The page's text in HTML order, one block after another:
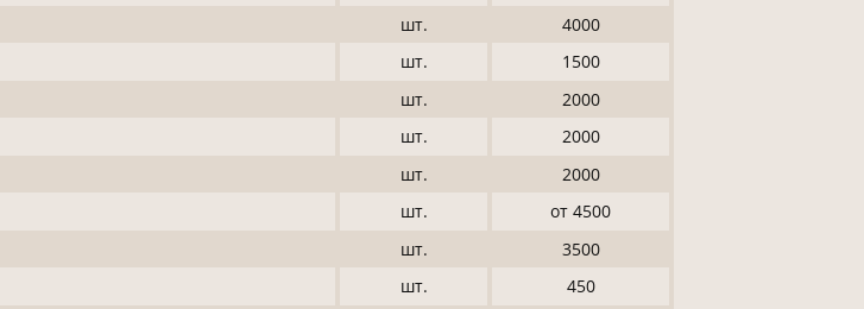
шт.
4000
шт.
1500
шт.
2000
шт.
2000
шт.
2000
шт.
от 4500
шт.
3500
шт.
450